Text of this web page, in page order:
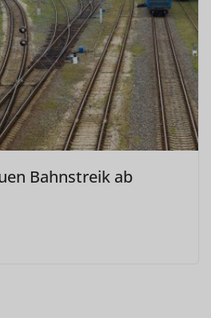
Bahnstreik ab